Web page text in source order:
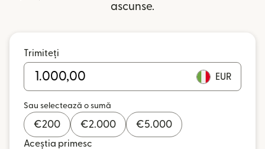
ascunse.
Trimiteți
EUR
Sau selectează o sumă
€200 €2.000 €5.000
Aceștia primesc